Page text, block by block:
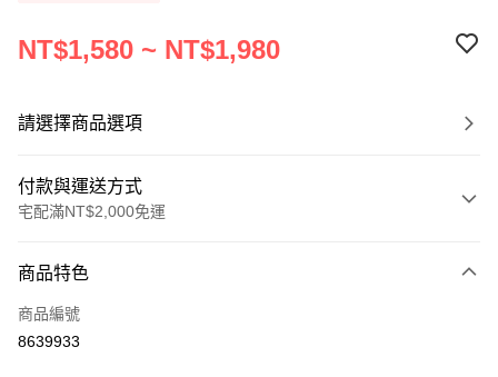
NT$1,580 ~ NT$1,980
請選擇商品選項
付款與運送方式
宅配滿NT$2,000免運
信用卡一次付款
信用卡分期付款
商品特色
商品編號
8639933